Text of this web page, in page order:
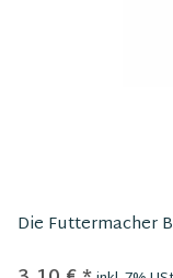
Die Futtermacher